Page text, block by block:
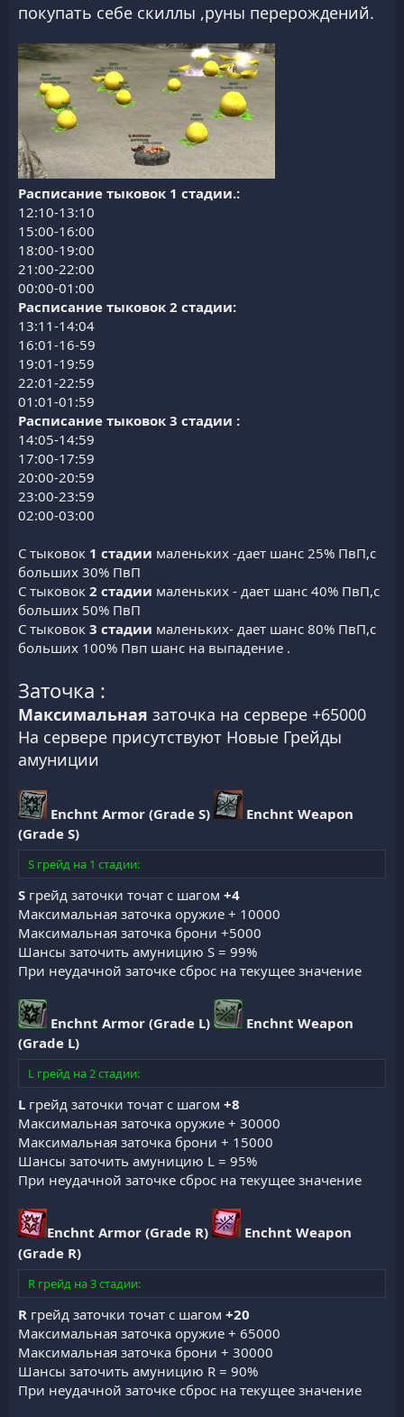
покупать себе скиллы ,руны перерождений.
Расписание тыковок 1 стадии.:
12:10-13:10
15:00-16:00
18:00-19:00
21:00-22:00
00:00-01:00
Расписание тыковок 2 стадии:
13:11-14:04
16:01-16-59
19:01-19:59
22:01-22:59
01:01-01:59
Расписание тыковок 3 стадии :
14:05-14:59
17:00-17:59
20:00-20:59
23:00-23:59
02:00-03:00
С тыковок 1 стадии маленьких -дает шанс 25% ПвП,с
больших 30% ПвП
С тыковок 2 стадии маленьких - дает шанс 40% ПвП,с
больших 50% ПвП
С тыковок 3 стадии маленьких- дает шанс 80% ПвП,с
больших 100% Пвп шанс на выпадение .
Заточка :
Максимальная заточка на сервере +65000
На сервере присутствуют Новые Грейды
амуниции
Enchnt Armor (Grade S)
Enchnt Weapon
(Grade S)
S грейд на 1 стадии:
S грейд заточки точат с шагом +4
Максимальная заточка оружие + 10000
Максимальная заточка брони +5000
Шансы заточить амуницию S = 99%
При неудачной заточке сброс на текущее значение
Enchnt Armor (Grade L)
Enchnt Weapon
(Grade L)
L грейд на 2 стадии:
L грейд заточки точат с шагом +8
Максимальная заточка оружие + 30000
Максимальная заточка брони + 15000
Шансы заточить амуницию L = 95%
При неудачной заточке сброс на текущее значение
Enchnt Armor (Grade R)
Enchnt Weapon
(Grade R)
R грейд на 3 стадии:
R грейд заточки точат с шагом +20
Максимальная заточка оружие + 65000
Максимальная заточка брони + 30000
Шансы заточить амуницию R = 90%
При неудачной заточке сброс на текущее значение